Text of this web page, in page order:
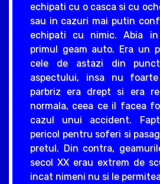
echipati cu o casca si cu
sau in cazuri mai putin
echipati cu nimic. Abia
primul geam auto. Era un
cele de astazi din
aspectului, insa nu
parbriz era drept si era
normala, ceea ce il facea
cazul unui accident.
pericol pentru soferi si
pretul. Din contra,
secol XX erau extrem de
incat nimeni nu si le